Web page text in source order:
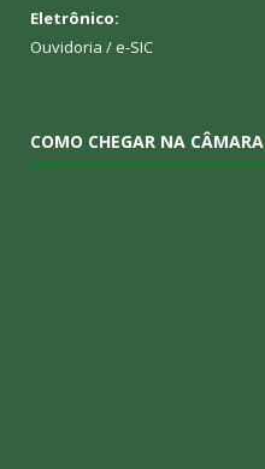
Eletrônico:
Ouvidoria / e-SIC
COMO CHEGAR NA CÂMARA